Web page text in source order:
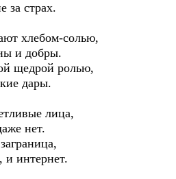
за страх.
хлебом-солью,
и добры.
щедрой ролью,
дары.
лица,
нет.
интернет.